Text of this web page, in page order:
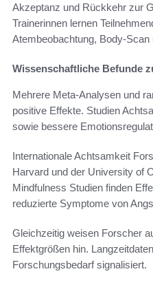
Akzeptanz und Rückkehr zur
Trainerinnen lernen
Atembeobachtung, Body-
Wissenschaftliche Befunde
Mehrere Meta-Analysen und
positive Effekte. Studien
sowie bessere
Internationale Achtsamkeit
Harvard und der University of
Mindfulness Studien finden
reduzierte Symptome von
Gleichzeitig weisen Forscher
Effektgrößen hin.
Forschungsbedarf signalisiert.